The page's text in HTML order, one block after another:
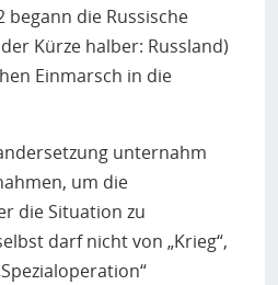
begann die Russische
Kürze halber: Russland)
Einmarsch in die
unternahm
um die
die Situation zu
darf nicht von „Krieg“,